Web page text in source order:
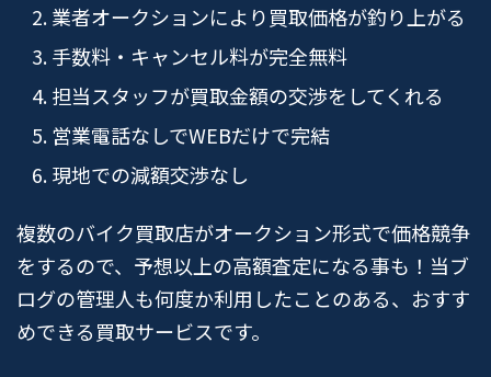
業者オークションにより買取価格が釣り上がる
手数料・キャンセル料が完全無料
担当スタッフが買取金額の交渉をしてくれる
営業電話なしでWEBだけで完結
現地での減額交渉なし
複数のバイク買取店がオークション形式で価格競争
をするので、予想以上の高額査定になる事も！当ブ
ログの管理人も何度か利用したことのある、おすす
めできる買取サービスです。